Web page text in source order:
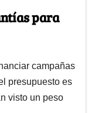
para
campañas
presupuesto es
visto un peso